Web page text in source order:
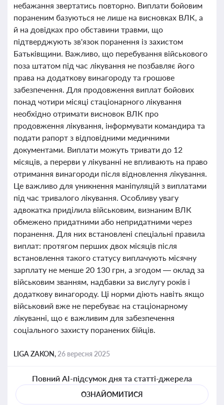
небажання звертатись повторно. Виплати бойовим
пораненим базуються не лише на висновках ВЛК, а
й на довідках про обставини травми, що
підтверджують зв'язок поранення із захистом
Батьківщини. Важливо, що перебування військового
поза штатом під час лікування не позбавляє його
права на додаткову винагороду та грошове
забезпечення. Для продовження виплат бойових
понад чотири місяці стаціонарного лікування
необхідно отримати висновок ВЛК про
продовження лікування, інформувати командира та
подати рапорт з відповідними медичними
документами. Виплати можуть тривати до 12
місяців, а перерви у лікуванні не впливають на право
отримання винагороди після відновлення лікування.
Це важливо для уникнення маніпуляцій з виплатами
під час тривалого лікування. Особливу увагу
адвокатка приділила військовим, визнаним ВЛК
обмежено придатними або непридатними через
поранення. Для них встановлені спеціальні правила
виплат: протягом перших двох місяців після
встановлення такого статусу виплачують місячну
зарплату не менше 20 130 грн, а згодом — оклад за
військовим званням, надбавки за вислугу років і
додаткову винагороду. Ці норми діють навіть якщо
військовий вже не перебуває на стаціонарному
лікуванні, що є важливим для забезпечення
соціального захисту поранених бійців.
LIGA ZAKON, 26 вересня 2025
Повний AI-підсумок дня та статті-джерела
ОЗНАЙОМИТИСЯ